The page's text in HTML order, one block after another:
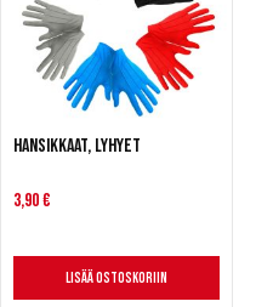
Hansikkaat, lyhyet
3,90 €
Lisää ostoskoriin